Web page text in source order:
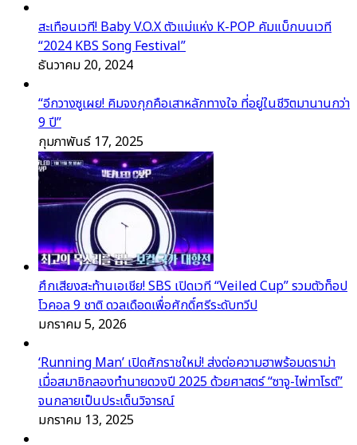
สะเทือนเวที! Baby V.O.X ตัวแม่แห่ง K-POP คัมแบ็กบนเวที
“2024 KBS Song Festival”
ธันวาคม 20, 2024
“อีกวางซูเผย! คิมจงกุกคือเสาหลักทางใจ ที่อยู่ในชีวิตมานานกว่า
9 ปี”
กุมภาพันธ์ 17, 2025
ศึกเสียงสะท้านเอเชีย! SBS เปิดเวที “Veiled Cup” รวมตัวท็อป
โวคอล 9 ชาติ ดวลเดือดเพื่อศักดิ์ศรีระดับทวีป
มกราคม 5, 2026
‘Running Man’ เปิดศักราชใหม่! ส่งต่อความฮาพร้อมดราม่า
เมื่อสมาชิกลองทำนายดวงปี 2025 ด้วยศาสตร์ “ซาจู-ไพ่ทาโรต์”
จนกลายเป็นประเด็นวิจารณ์
มกราคม 13, 2025